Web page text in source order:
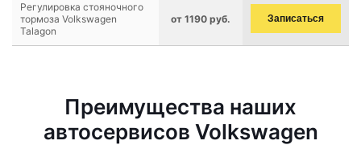
Регулировка стояночного
тормоза Volkswagen
Talagon
от 1190 руб. Записаться
Преимущества наших
автосервисов Volkswagen